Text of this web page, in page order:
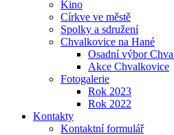
Kino
Církve ve městě
Spolky a sdružení
Chvalkovice na Hané
Osadní výbor
Akce Chvalkovice
Fotogalerie
Rok 2023
Rok 2022
Kontakty
Kontaktní formulář